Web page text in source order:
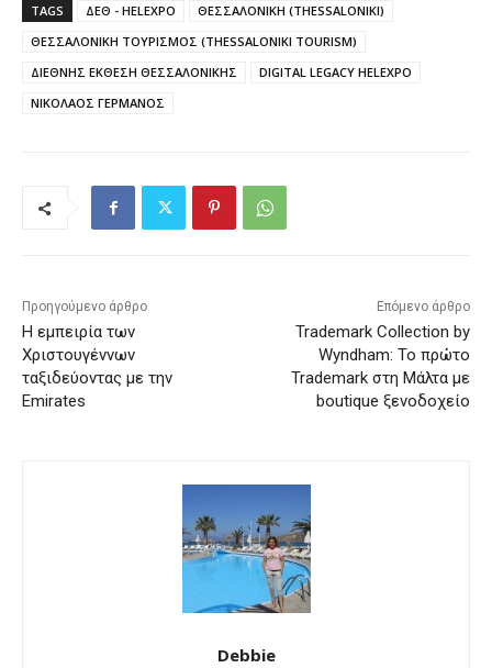
TAGS ΔΕΘ - HELEXPO
ΘΕΣΣΑΛΟΝΙΚΗ (THESSALONIKI)
ΘΕΣΣΑΛΟΝΙΚΗ ΤΟΥΡΙΣΜΟΣ (THESSALONIKI TOURISM)
ΔΙΕΘΝΗΣ ΕΚΘΕΣΗ ΘΕΣΣΑΛΟΝΙΚΗΣ
DIGITAL LEGACY HELEXPO
ΝΙΚΟΛΑΟΣ ΓΕΡΜΑΝΟΣ
Προηγούμενο άρθρο
Η εμπειρία των
Χριστουγέννων
ταξιδεύοντας με την
Emirates
Επόμενο άρθρο
Trademark Collection by
Wyndham: Το πρώτο
Trademark στη Μάλτα με
boutique ξενοδοχείο
Debbie